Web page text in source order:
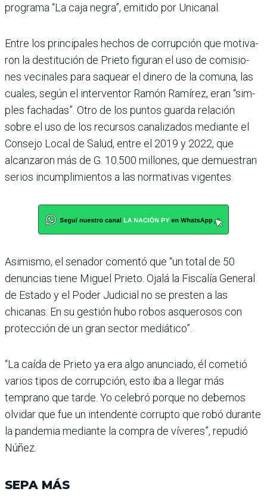
programa “La caja negra”, emitido por Unicanal.
Entre los principales hechos de corrupción que motiva­
ron la destitución de Prieto figuran el uso de comisio­
nes vecinales para saquear el dinero de la comuna, las
cuales, según el interventor Ramón Ramírez, eran “sim­
ples fachadas”. Otro de los puntos guarda relación
sobre el uso de los recursos cana­lizados mediante el
Consejo Local de Salud, entre el 2019 y 2022, que
alcanzaron más de G. 10.500 millones, que demuestran
serios incum­plimientos a las normativas vigentes.
Asimismo, el senador comentó que “un total de 50
denuncias tiene Miguel Prieto. Ojalá la Fiscalía General
de Estado y el Poder Judicial no se presten a las
chicanas. En su gestión hubo robos asquerosos con
pro­tección de un gran sector mediático”.
“La caída de Prieto ya era algo anunciado, él cometió
varios tipos de corrupción, esto iba a llegar más
temprano que tarde. Yo celebró porque no debemos
olvidar que fue un intendente corrupto que robó durante
la pandemia mediante la compra de víve­res”, repudió
Núñez.
SEPA MÁS